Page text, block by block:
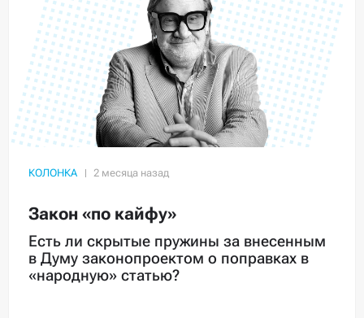
КОЛОНКА
Закон «по кайфу»
Есть ли скрытые пружины за внесенным
в Думу законопроектом о поправках в
«народную» статью?